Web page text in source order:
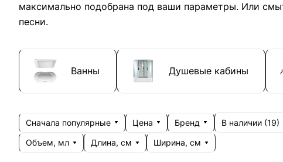
максимально подобрана под ваши параметры. Или
песни.
Ванны Душевые кабины
Сначала популярные Цена Бренд В наличии (19)
Объем, мл Длина, см Ширина, см